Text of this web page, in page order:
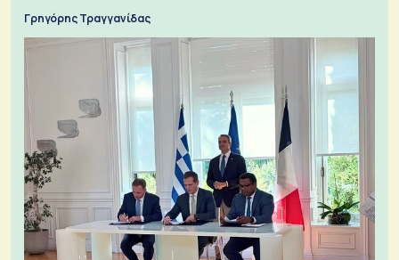
Γρηγόρης Τραγγανίδας